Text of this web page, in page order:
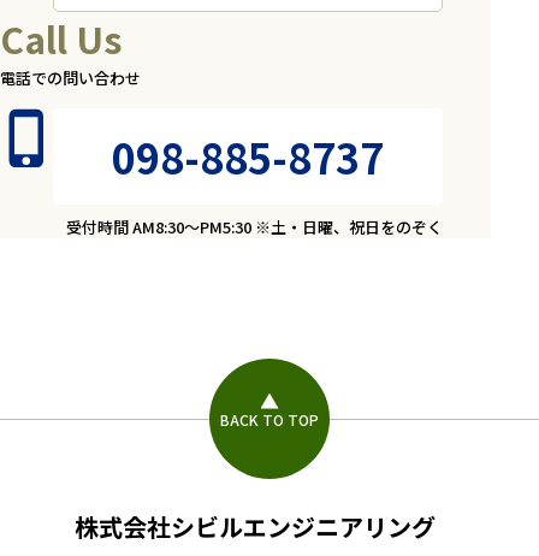
Call Us
電話での問い合わせ
098-885-8737
受付時間 AM8:30～PM5:30 ※土・日曜、祝日をのぞく
BACK TO TOP
株式会社シビルエンジニアリング